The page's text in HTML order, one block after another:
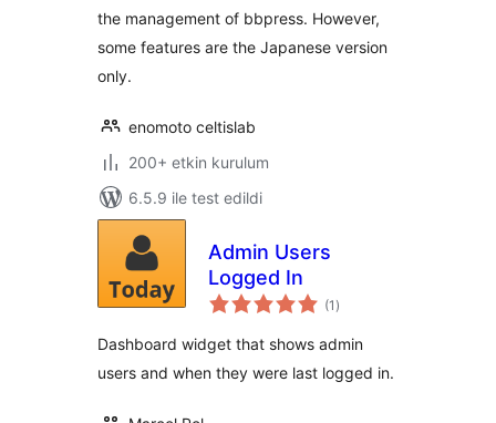
the management of bbpress. However,
some features are the Japanese version
only.
enomoto celtislab
200+ etkin kurulum
6.5.9 ile test edildi
Admin Users
Logged In
(1 toplam
puan
)
Dashboard widget that shows admin
users and when they were last logged in.